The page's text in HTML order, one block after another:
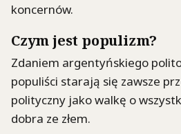
koncernów.
Czym jest populizm?
Zdaniem argentyńskiego
populiści starają się zawsze
polityczny jako walkę o
dobra ze złem.